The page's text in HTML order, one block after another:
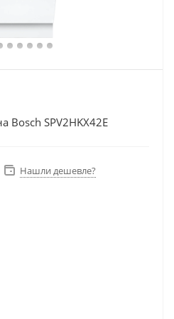
SPV2HKX42E
Нашли дешевле?